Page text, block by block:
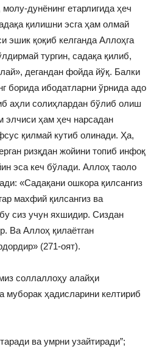
дунёнинг етарлигида ҳеч
қилишни эсга ҳам олмай
эшик қоқиб келганда Аллоҳга
тургин, садақа қилиб,
дегандан фойда йўқ. Балки
борида ибодатларни ўрнида адо
аҳли солиҳлардан бўлиб олиш
элчиси ҳам ҳеч нарсадан
қилмай кутиб олинади. Ҳа,
ризқдан жойини топиб инфоқ
эса кеч бўлади. Аллоҳ таоло
«Садақани ошкора қилсангиз
махфий қилсангиз ва
сиз учун яхшидир. Сиздан
Ва Аллоҳ қилаётган
(271-оят).
соллаллоҳу алайҳи
муборак ҳадисларини келтириб
ва умрни узайтиради”;